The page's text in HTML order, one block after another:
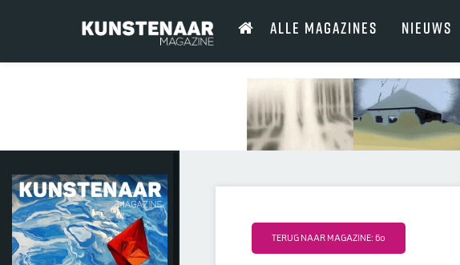
ALLE MAGAZINES NIEUWS
TERUG NAAR MAGAZINE: 60